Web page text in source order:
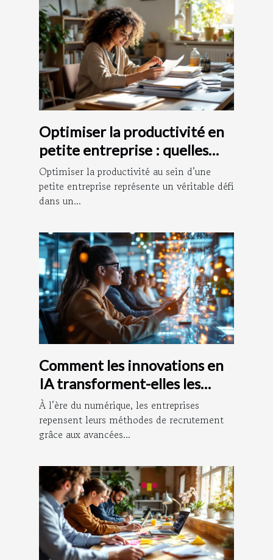
Optimiser la productivité en
petite entreprise : quelles
stratégies adopter ?
Optimiser la productivité au sein d’une
petite entreprise représente un véritable défi
dans un...
Comment les innovations en
IA transforment-elles les
méthodes de recrutement ?
À l’ère du numérique, les entreprises
repensent leurs méthodes de recrutement
grâce aux avancées...